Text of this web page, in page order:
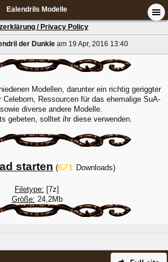
Ealendrils Modelle
/ Privacy Policy
der Dunkle am 19 Apr, 2016 13:40
Modellen, darunter ein richtig geriggter
Ressourcen für das ehemalige SuA-
diverse andere Modelle.
gebeten, solltet ihr diese verwenden.
starten ( Downloads)
Filetype: [7z]
Größe: 24,2Mb